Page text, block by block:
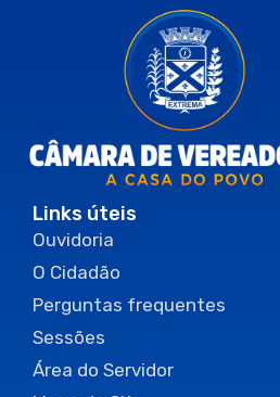
Links úteis
Ouvidoria
O Cidadão
Perguntas frequentes
Sessões
Área do Servidor